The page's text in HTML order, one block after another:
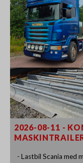
2026-08-11 -
- Lastbil Scania med